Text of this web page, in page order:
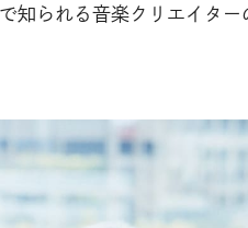
知られる音楽クリエイター